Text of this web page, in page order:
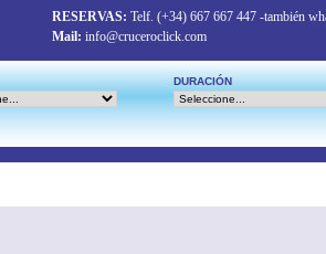
RESERVAS: Telf. (+34) 667 667 447 -también
Mail: info@cruceroclick.com
DURACIÓN